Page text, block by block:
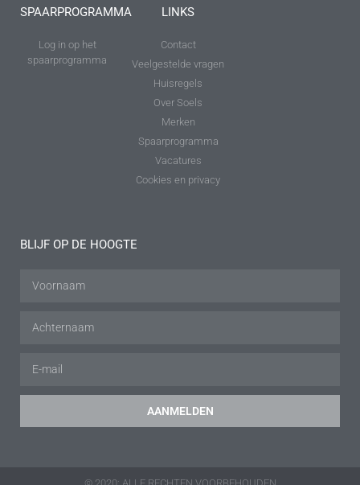
SPAARPROGRAMMA
Log in op het
spaarprogramma
LINKS
Contact
Veelgestelde vragen
Huisregels
Over Soels
Merken
Spaarprogramma
Vacatures
Cookies en privacy
BLIJF OP DE HOOGTE
AANMELDEN